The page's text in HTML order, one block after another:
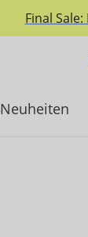
Final
Neuheiten